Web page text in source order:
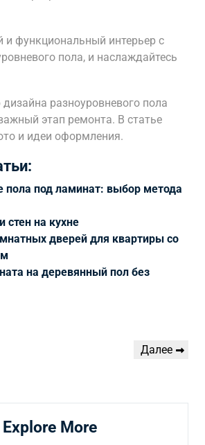
и функциональный интерьер с
пола, и наслаждайтесь
разноуровневого пола
этап ремонта. В статье
и идеи оформления.
пола под ламинат: выбор метода
стен на кухне
дверей для квартиры со
на деревянный пол без
Следующая
Далее
Explore More